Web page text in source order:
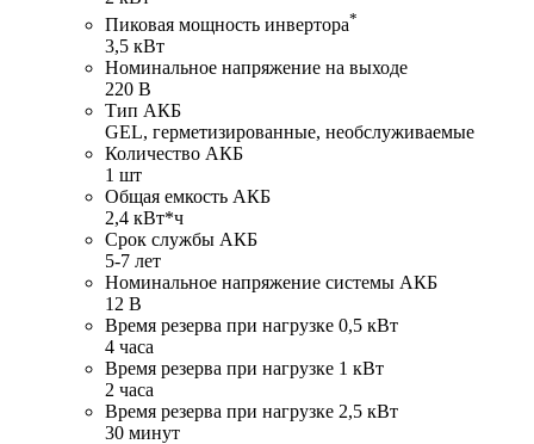
Пиковая мощность инвертора*
3,5 кВт
Номинальное напряжение на выходе
220 В
Тип АКБ
GEL, герметизированные, необслуживаемые
Количество АКБ
1 шт
Общая емкость АКБ
2,4 кВт*ч
Срок службы АКБ
5-7 лет
Номинальное напряжение системы АКБ
12 В
Время резерва при нагрузке 0,5 кВт
4 часа
Время резерва при нагрузке 1 кВт
2 часа
Время резерва при нагрузке 2,5 кВт
30 минут